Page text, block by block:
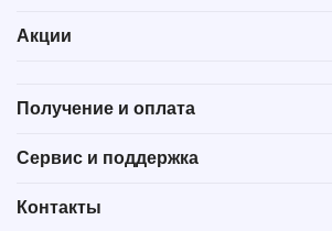
Акции
Получение и оплата
Сервис и поддержка
Контакты